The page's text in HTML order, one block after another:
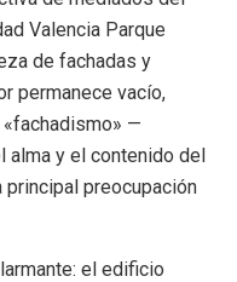
Valencia Parque
de fachadas y
permanece vacío,
—
alma y el contenido del
preocupación
el edificio